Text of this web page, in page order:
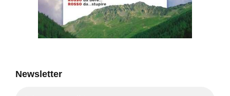
Newsletter